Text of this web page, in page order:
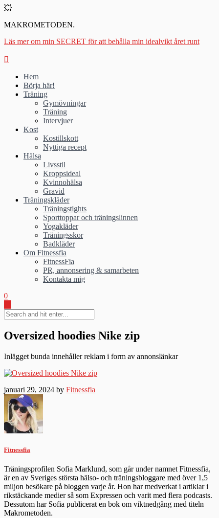
💥
MAKROMETODEN.
Läs mer om min SECRET för att behålla min idealvikt året runt
Hem
Börja här!
Träning
Gymövningar
Träning
Intervjuer
Kost
Kostillskott
Nyttiga recept
Hälsa
Livsstil
Kroppsideal
Kvinnohälsa
Gravid
Träningskläder
Träningstights
Sporttoppar och träningslinnen
Yogakläder
Träningsskor
Badkläder
Om Fitnessfia
FitnessFia
PR, annonsering & samarbeten
Kontakta mig
0
Oversized hoodies Nike zip
Inlägget bunda innehåller reklam i form av annonslänkar
januari 29, 2024 by Fitnessfia
Fitnessfia
Träningsprofilen Sofia Marklund, som går under namnet Fitnessfia,
är en av Sveriges största hälso- och träningsbloggare med över 1,5
miljon besökare på bloggen varje år. Hon har medverkat i artiklar i
rikstäckande medier så som Expressen och varit med flera podcasts.
Dessutom har Sofia publicerat en bok om viktnedgång med titeln
Makrometoden.